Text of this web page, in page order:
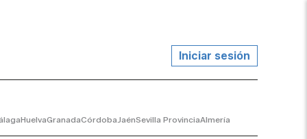
Iniciar sesión
HuelvaGranadaCórdobaJaénSevilla ProvinciaAlmería